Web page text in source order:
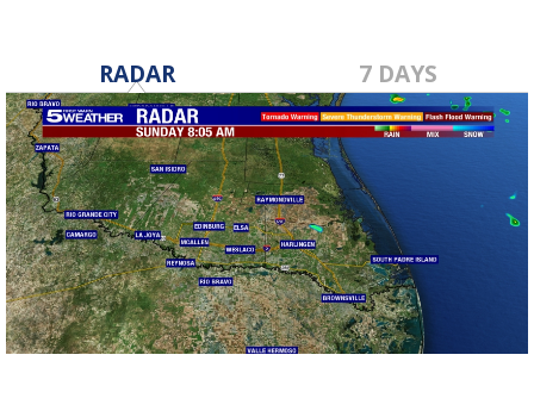
RADAR 7 DAYS